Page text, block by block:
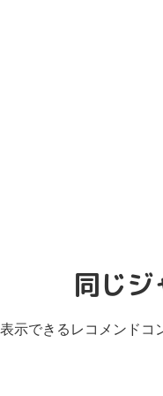
同じ
表示できるレコメンドコ